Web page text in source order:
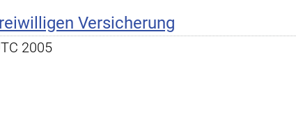
Versicherung
2005